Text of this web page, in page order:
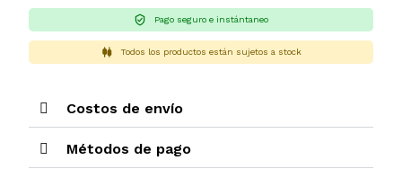
Pago seguro e instántaneo
Todos los productos están sujetos a stock
Costos de envío
Métodos de pago